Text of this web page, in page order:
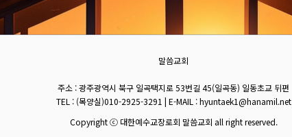
말씀교회
주소 : 광주광역시 북구 일곡택지로 53번길 45(일곡동) 일동초교 뒤편
TEL : (목양실)010-2925-3291 | E-MAIL : hyuntaek1@hanamil.net
Copyright ⓒ 대한예수교장로회 말씀교회 all right reserved.